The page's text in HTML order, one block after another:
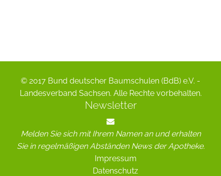
© 2017 Bund deutscher Baumschulen (BdB) e.V. -
Landesverband Sachsen. Alle Rechte vorbehalten.
Newsletter
Melden Sie sich mit Ihrem Namen an und erhalten
Sie in regelmäßigen Abständen News der Apotheke.
Impressum
Datenschutz